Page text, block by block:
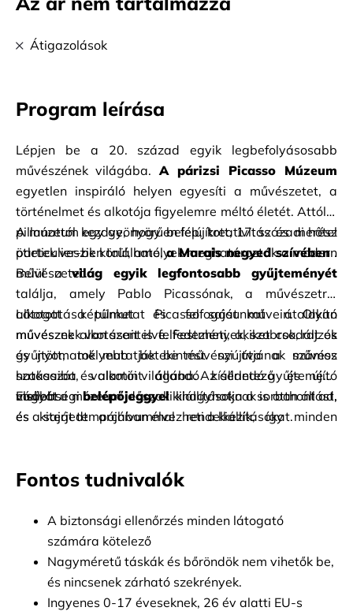
Átigazolások
Program leírása
Lépjen be a 20. század egyik legbefolyásosabb
művészének világába. A párizsi Picasso Múzeum
egyetlen inspiráló helyen egyesíti a művészetet, a
történelmet és alkotója figyelemre méltó életét. Attól a
pillanattól kezdve, hogy belép, kreativitás és merész
ötletek veszik körül, amelyek meghatározták a modern
művészetet.
A múzeum egy gyönyörűen felújított, 17. századi hôtel
particulier-ben található, a Marais negyed szívében.
Belül avilág egyik legfontosabb gyűjteményét
találja, amely Pablo Picassónak, a művészetről
alkotott képünket és felfogásunkat átalakító
művésznek van szentelve. Festmények, szobrok, rajzok
és nyomatok mutatják be művészi útjának számos
szakaszát, valamint állandó kísérletező és újító
vágyát.
Látogatása túlmutat Picasso saját művein. Olyan
művészek alkotásait is felfedezheti, akiket csodált és
gyűjtött, mélyebb betekintést nyújtva a művész
hatásaiba és alkotói világába. Az állandó gyűjtemény
mellett a múzeum időszaki kiállításoknak is otthont ad,
és kiterjedt archívummal rendelkezik, így minden
Elsőbbségi belépőjeggyel kihagyhatja a sorban állást,
és a saját tempójában élvezheti a kiállításokat.
Fontos tudnivalók
A biztonsági ellenőrzés minden látogató
számára kötelező
Nagyméretű táskák és bőröndök nem vihetők be,
és nincsenek zárható szekrények.
Ingyenes 0-17 éveseknek, 26 év alatti EU-s